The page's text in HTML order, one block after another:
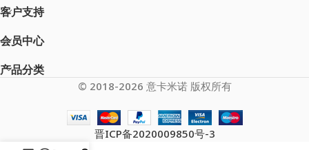
客户支持
会员中心
产品分类
© 2018-2026 意卡米诺 版权所有
晋ICP备2020009850号-3